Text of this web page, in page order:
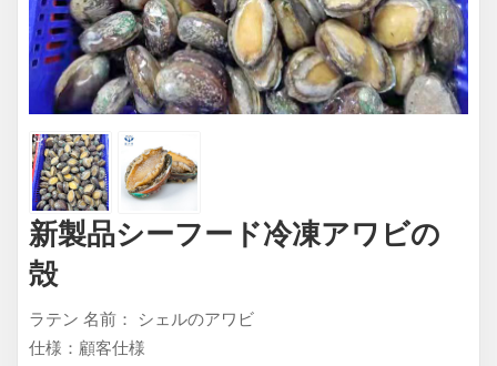
新製品シーフード冷凍アワビの
殻
ラテン 名前：
シェルのアワビ
仕様：顧客仕様